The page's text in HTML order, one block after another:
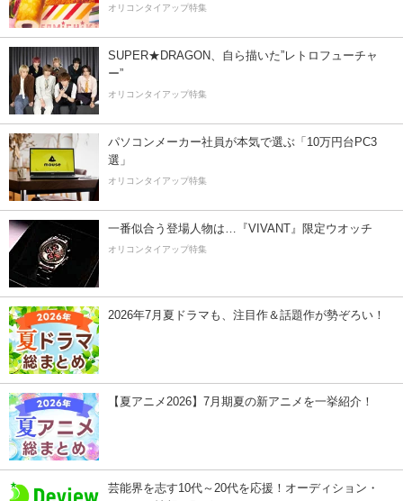
オリコンタイアップ特集
SUPER★DRAGON、自ら描いた”レトロフューチャ
ー”
オリコンタイアップ特集
パソコンメーカー社員が本気で選ぶ「10万円台PC3
選」
オリコンタイアップ特集
一番似合う登場人物は…『VIVANT』限定ウオッチ
オリコンタイアップ特集
2026年7月夏ドラマも、注目作＆話題作が勢ぞろい！
【夏アニメ2026】7月期夏の新アニメを一挙紹介！
芸能界を志す10代～20代を応援！オーディション・